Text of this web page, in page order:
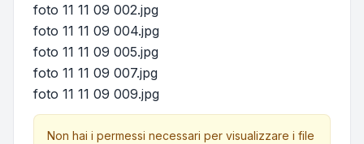
foto 11 11 09 002.jpg
foto 11 11 09 004.jpg
foto 11 11 09 005.jpg
foto 11 11 09 007.jpg
foto 11 11 09 009.jpg
Non hai i permessi necessari per visualizzare i file